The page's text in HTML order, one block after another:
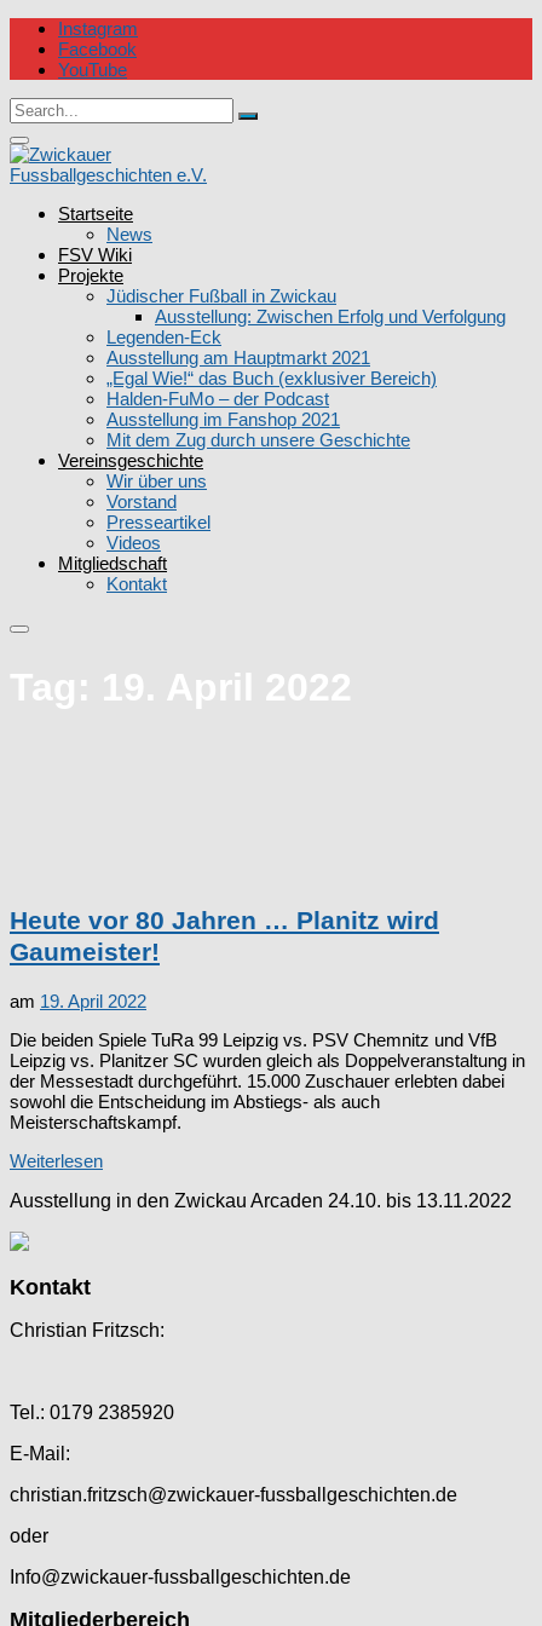
Skip
content
Instagram
Facebook
YouTube
Circular
focus
Search
for:
Search
focus
Zwickauer Fussballgeschichten e.V.
Startseite
News
FSV Wiki
Projekte
Jüdischer Fußball in Zwickau
Ausstellung: Zwischen Erfolg und Verfolgung
Legenden-Eck
Ausstellung am Hauptmarkt 2021
„Egal Wie!“ das Buch (exklusiver Bereich)
Halden-FuMo – der Podcast
Ausstellung im Fanshop 2021
Mit dem Zug durch unsere Geschichte
Vereinsgeschichte
Wir über uns
Vorstand
Presseartikel
Videos
Mitgliedschaft
Kontakt
Tag: 19. April 2022
Heute vor 80 Jahren … Planitz wird
Gaumeister!
am 19. April 2022
Die beiden Spiele TuRa 99 Leipzig vs. PSV Chemnitz und VfB
Leipzig vs. Planitzer SC wurden gleich als Doppelveranstaltung in
der Messestadt durchgeführt. 15.000 Zuschauer erlebten dabei
sowohl die Entscheidung im Abstiegs- als auch
Meisterschaftskampf.
Weiterlesen
Ausstellung in den Zwickau Arcaden 24.10. bis 13.11.2022
Kontakt
Christian Fritzsch:
Tel.: 0179 2385920
E-Mail:
christian.fritzsch@zwickauer-fussballgeschichten.de
oder
Info@zwickauer-fussballgeschichten.de
Mitgliederbereich